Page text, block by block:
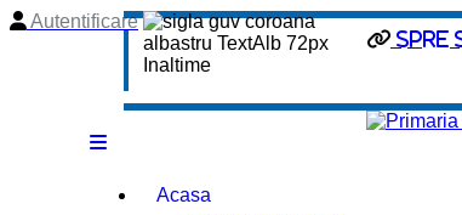
Spre
Autentificare
Acasa